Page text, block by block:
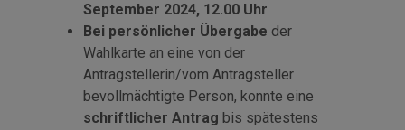
September 2024, 12.00 Uhr
Bei persönlicher Übergabe der
Wahlkarte an eine von der
Antragstellerin/vom Antragsteller
bevollmächtigte Person, konnte eine
schriftlicher Antrag bis spätestens